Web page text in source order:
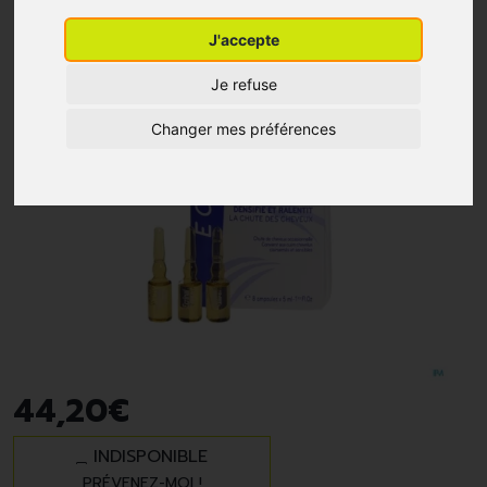
J'accepte
Je refuse
Changer mes préférences
44,20€
INDISPONIBLE